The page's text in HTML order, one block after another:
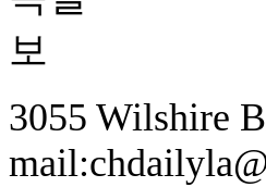
3055 Wilshire